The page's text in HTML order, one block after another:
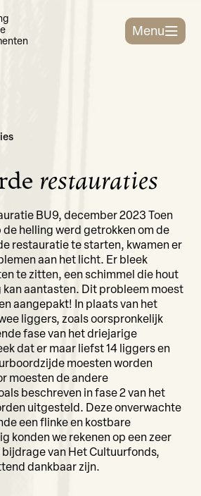
restauraties
BU9, december 2023 Toen
de helling werd getrokken om de
restauratie te starten, kwamen er
aan het licht. Er bleek
te zitten, een schimmel die hout
aantasten. Dit probleem moest
aangepakt! In plaats van het
liggers, zoals oorspronkelijk
fase van het driejarige
dat er maar liefst 14 liggers en
moesten worden
moesten de andere
beschreven in fase 2 van het
uitgesteld. Deze onverwachte
een flinke en kostbare
konden we rekenen op een zeer
van Het Cultuurfonds,
dankbaar zijn.